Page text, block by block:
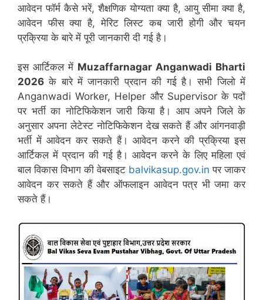
आवेदन फॉर्म कैसे भरें, शैक्षणिक योग्यता क्या है, आयु सीमा क्या है,
आवेदन फीस क्या है, मेरिट लिस्ट कब जारी होगी और चयन
प्रक्रिया के बारे में पूरी जानकारी दी गई है।
इस आर्टिकल में Muzaffarnagar Anganwadi Bharti
2026 के बारे में जानकारी प्रदान की गई है। सभी जिलो में
Anganwadi Worker, Helper और Supervisor के पदों
पर भर्ती का नोटिफिकेशन जारी किया है। आप अपने जिले के
अनुसार अपना लेटेस्ट नोटिफिकेशन देख सकते हैं और आंगनवाड़ी
भर्ती में आवेदन कर सकते हैं। आवेदन करने की प्रक्रिया इस
आर्टिकल में प्रदान की गई है। आवेदन करने के लिए महिला एवं
बाल विकास विभाग की वेबसाइट balvikasup.gov.in पर जाकर
आवेदन कर सकते हैं और ऑफलाइन आवेदन पत्र भी जमा कर
सकते हैं।